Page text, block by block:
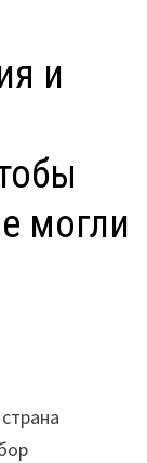
и
могли